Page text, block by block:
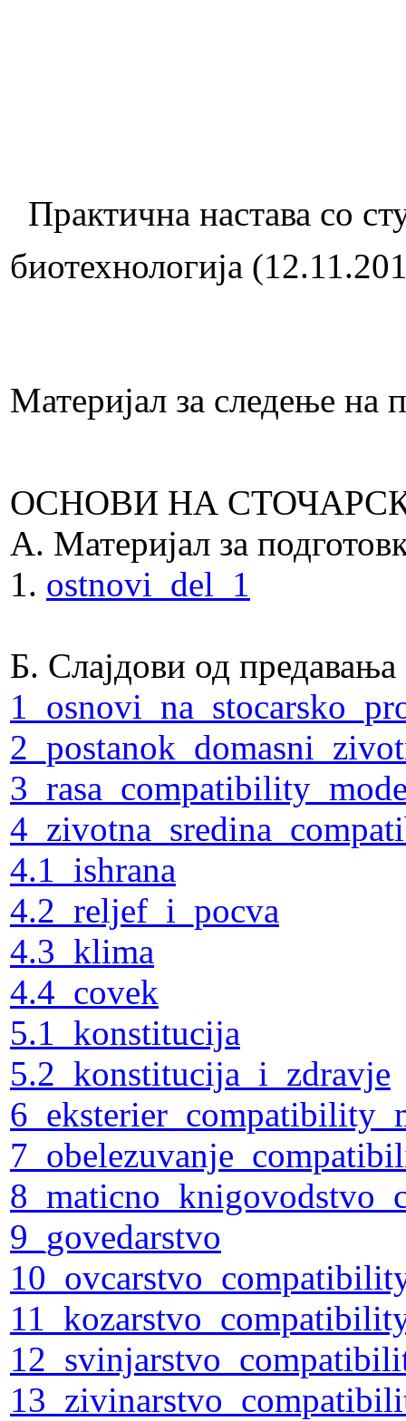
Практична настава со
биотехнологија
Материјал за следење на
ОСНОВИ НА
А. Материјал за
1. ostnovi_del_1
Б. Слајдови од предавања
4.1_ishrana
4.2_reljef_i_pocva
4.3_klima
4.4_covek
5.1_konstitucija
5.2_konstitucija_i_zdravje
9_govedarstvo